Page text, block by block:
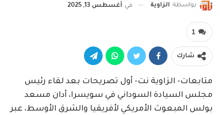
بواسطة الزاوية في أغسطس 13, 2025
1
شارك
متابعات- الزاوية نت- أول تصريحات بعد لقاء رئيس
مجلس السيادة السوداني في سويسرا، أدان مسعد
بولس المبعوث الأمريكي لأفريقيا والشرق الأوسط، عبر